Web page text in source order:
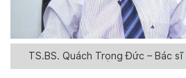
TS.BS. Quách Trọng Đức – Bác